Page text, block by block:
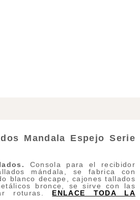
Mandala EspejoSerie
. Consola para el recibidor
mándala, se fabrica con
blanco decape, cajones tallados
bronce, se sirve con las
roturas. ENLACE TODA LA